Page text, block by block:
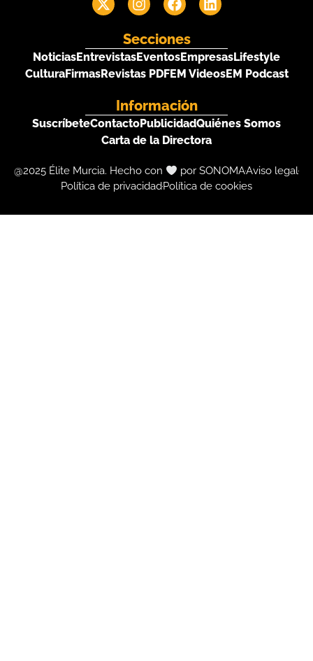
Secciones
NoticiasEntrevistasEventosEmpresasLifestyle
CulturaFirmasRevistas PDFEM VideosEM Podcast
Información
SuscríbeteContactoPublicidadQuiénes Somos
Carta de la Directora
@2025 Élite Murcia. Hecho con por SONOMAAviso legal
Política de privacidadPolítica de cookies